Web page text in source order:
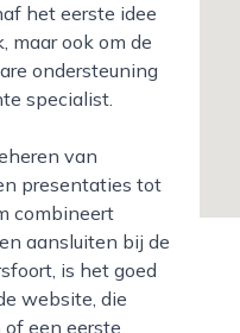
het eerste idee
maar ook om de
ondersteuning
specialist.
presentaties tot
combineert
aansluiten bij de
is het goed
website, die
een eerste